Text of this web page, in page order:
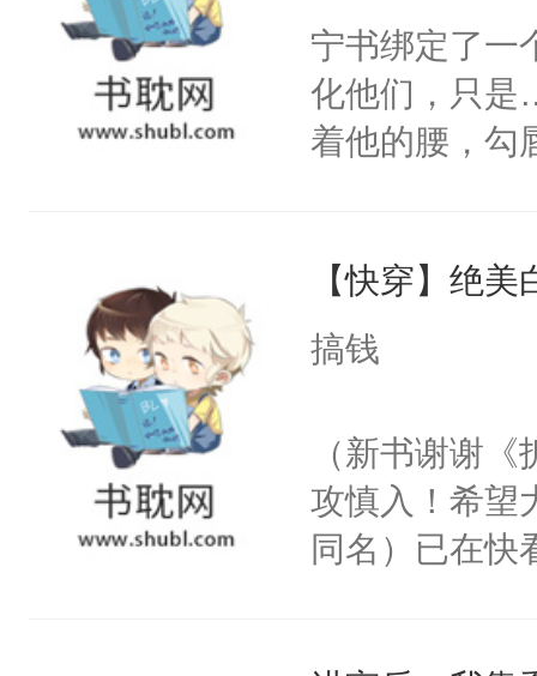
宁书绑定了一
化他们，只是
着他的腰，勾
来，给老公
用力——为你
【快穿】绝
搞钱
（新书谢谢
攻慎入！希望
同名）已在快